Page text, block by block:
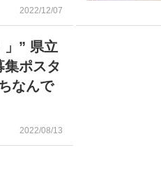
2022/12/07
」” 県立
集ポスタ
なんで
2022/08/13